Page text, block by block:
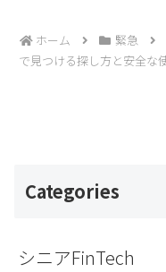
ホーム
緊急
で見つける探し方と安全な
Categories
シニアFinTech